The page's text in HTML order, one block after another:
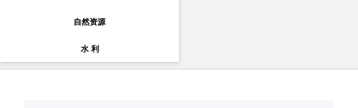
自然资源
水 利